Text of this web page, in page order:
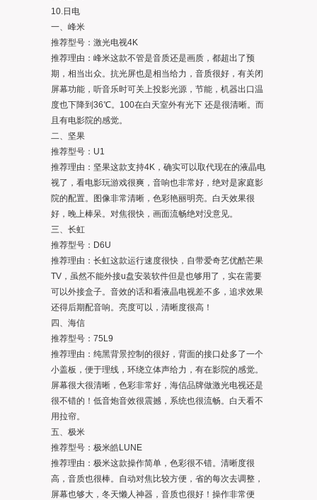
10.日电
一、峰米
推荐型号：激光电视4K
推荐理由：峰米这款不管是音质还是画质，都超出了预
期，相当出众。抗光屏也是相当给力，音质很好，有关闭
屏幕功能，听音乐时可关上投影光源，节能，机器出口温
度也下降到36℃。100在白天室外有光下 还是很清晰。而
且有电影院的感觉。
二、坚果
推荐型号：U1
推荐理由：坚果这款支持4K，确实可以取代现在的液晶电
视了，看电影玩游戏很爽，音响也非常好，绝对是家庭影
院的配置。图像非常清晰，色彩艳丽明亮。白天效果很
好，晚上棒呆。对焦很快，画面流畅绝对没意见。
三、长虹
推荐型号：D6U
推荐理由：长虹这款运行速度很快，自带爱奇艺优酷芒果
TV，虽然不能外接u盘安装软件但是也够用了，实在需要
可以外接盒子。音效的话和看液晶电视差不多，追求效果
还得后期配音响。亮度可以，清晰度很高！
四、海信
推荐型号：75L9
推荐理由：纯黑背景控制的很好，背面的接口处多了一个
小盖板，便于理线，环绕立体声给力，有在影院的感觉。
屏幕很大很清晰，色彩非常好，海信品牌做激光电视还是
很不错的！低音炮音效很震撼，系统也很流畅。白天看不
用拉帘。
五、极米
推荐型号：极米皓LUNE
推荐理由：极米这款操作简单，色彩很不错。清晰度很
高，音质也很棒。自动对焦比较方便，省的每次去调整，
屏幕也够大，冬天懒人神器，音质也很好！操作非常便